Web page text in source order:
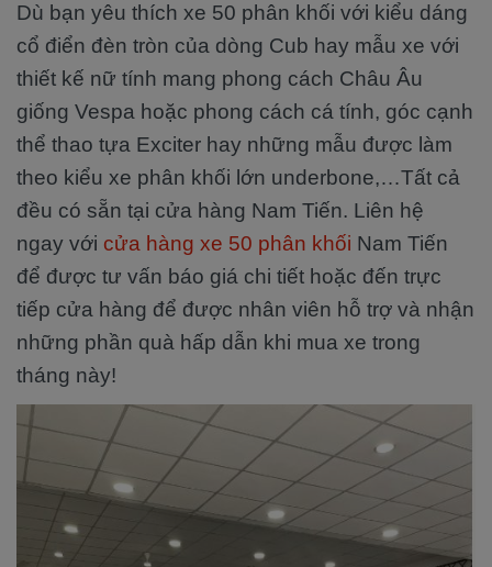
Dù bạn yêu thích xe 50 phân khối với kiểu dáng
cổ điển đèn tròn của dòng Cub hay mẫu xe với
thiết kế nữ tính mang phong cách Châu Âu
giống Vespa hoặc phong cách cá tính, góc cạnh
thể thao tựa Exciter hay những mẫu được làm
theo kiểu xe phân khối lớn underbone,…Tất cả
đều có sẵn tại cửa hàng Nam Tiến. Liên hệ
ngay với cửa hàng xe 50 phân khối Nam Tiến
để được tư vấn báo giá chi tiết hoặc đến trực
tiếp cửa hàng để được nhân viên hỗ trợ và nhận
những phần quà hấp dẫn khi mua xe trong
tháng này!